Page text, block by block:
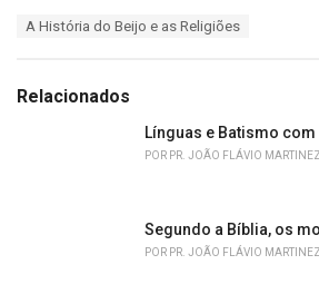
o
r:
A História do Beijo e as Religiões
Relacionados
Línguas e Batismo
POR PR. JOÃO FLÁVIO MARTINEZ
Segundo a Bíblia, os
POR PR. JOÃO FLÁVIO MARTINEZ